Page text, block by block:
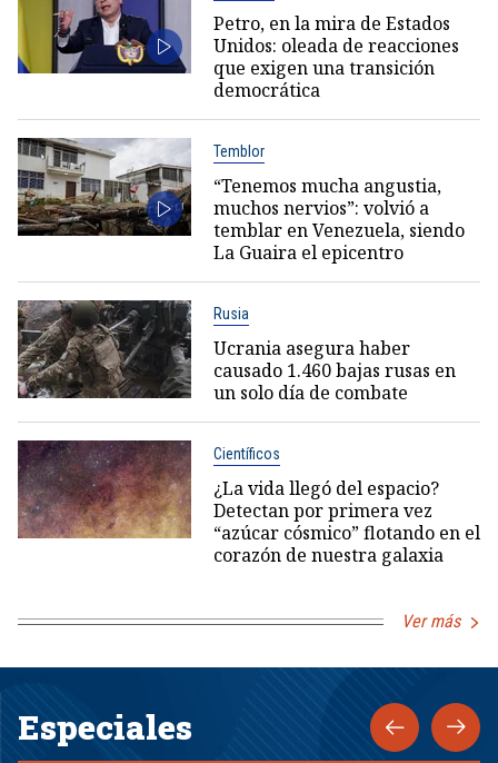
Petro, en la mira de Estados
Unidos: oleada de reacciones
que exigen una transición
democrática
Temblor
“Tenemos mucha angustia,
muchos nervios”: volvió a
temblar en Venezuela, siendo
La Guaira el epicentro
Rusia
Ucrania asegura haber
causado 1.460 bajas rusas en
un solo día de combate
Científicos
¿La vida llegó del espacio?
Detectan por primera vez
“azúcar cósmico” flotando en el
corazón de nuestra galaxia
Ver más
Especiales